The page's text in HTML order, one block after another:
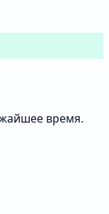
время.